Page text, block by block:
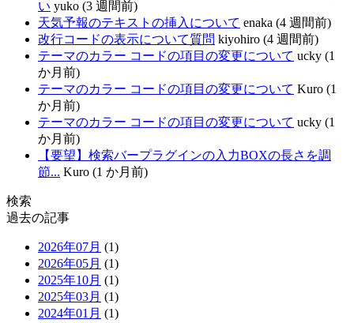
い yuko (3 週間前)
天気予報のテキストの挿入について enaka (4 週間前)
改行コードの表示について質問 kiyohiro (4 週間前)
テーマのカラー コードの項目の変更について ucky (1
か月前)
テーマのカラー コードの項目の変更について Kuro (1
か月前)
テーマのカラー コードの項目の変更について ucky (1
か月前)
【要望】検索バープラグインの入力BOXの長さを調
節... Kuro (1 か月前)
検索
過去の記事
2026年07月 (1)
2026年05月 (1)
2025年10月 (1)
2025年03月 (1)
2024年01月 (1)